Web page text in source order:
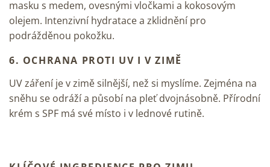
masku s medem, ovesnými vločkami a kokosovým
olejem. Intenzivní hydratace a zklidnění pro
podrážděnou pokožku.
6. OCHRANA PROTI UV I V ZIMĚ
UV záření je v zimě silnější, než si myslíme. Zejména na
sněhu se odráží a působí na pleť dvojnásobně. Přírodní
krém s SPF má své místo i v lednové rutině.